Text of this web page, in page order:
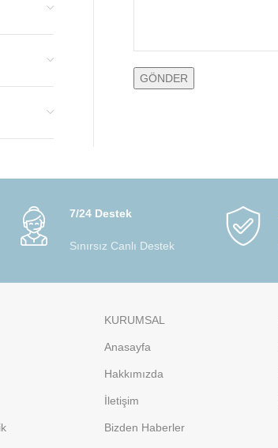
7/24 Destek
Sınırsız Canlı Destek
KURUMSAL
Anasayfa
Hakkımızda
İletişim
Bizden Haberler